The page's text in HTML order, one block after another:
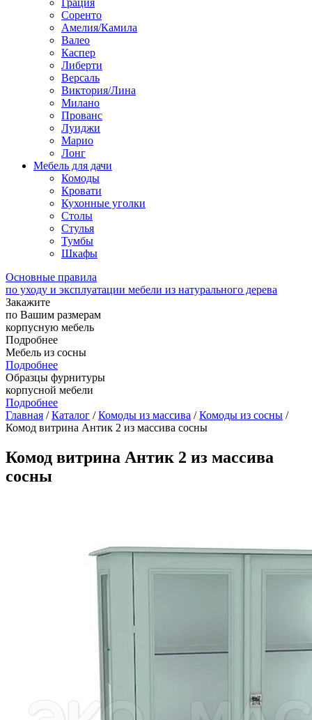
Грация
Соренто
Амелия/Камила
Валео
Каспер
Либерти
Версаль
Виктория/Лина
Милано
Прованс
Луиджи
Марио
Лонг
Мебель для дачи
Комоды
Кровати
Кухонные уголки
Столы
Стулья
Тумбы
Шкафы
Основные правила
по уходу и эксплуатации мебели из натурального дерева
Закажите
по Вашим размерам
корпусную мебель
Подробнее
Мебель из сосны
Подробнее
Образцы фурнитуры
корпусной мебели
Подробнее
Главная /Каталог /Комоды из массива /Комоды из сосны /
Комод витрина Антик 2 из массива сосны
Комод витрина Антик 2 из массива
сосны